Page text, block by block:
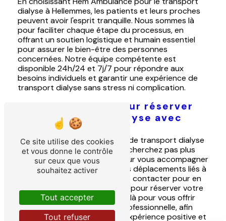
dialyse à Hellemmes, les patients et leurs proches
peuvent avoir l'esprit tranquille. Nous sommes là
pour faciliter chaque étape du processus, en
offrant un soutien logistique et humain essentiel
pour assurer le bien-être des personnes
concernées. Notre équipe compétente est
disponible 24h/24 et 7j/7 pour répondre aux
besoins individuels et garantir une expérience de
transport dialyse sans stress ni complication.
Contactez-nous pour réserver
votre transport dialyse avec
Hem Ambulance
Si vous recherchez un service de transport dialyse
de confiance à Hellemmes, ne cherchez pas plus
loin. Hem Ambulance est là pour vous accompagner
et vous assister dans tous vos déplacements liés à
la dialyse. N'hésitez pas à nous contacter pour en
savoir plus sur nos services et pour réserver votre
prochain trajet. Nous sommes là pour vous offrir
une assistance dévouée et professionnelle, afin
que chaque voyage soit une expérience positive et
Ce site utilise des cookies
et vous donne le contrôle
sur ceux que vous
souhaitez activer
Tout accepter
Tout refuser